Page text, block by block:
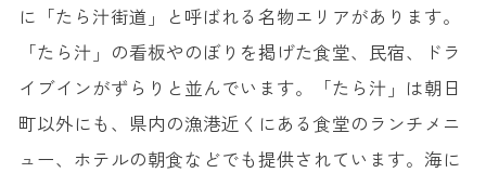
に「たら汁街道」と呼ばれる名物エリアがあります。
「たら汁」の看板やのぼりを掲げた食堂、民宿、ドラ
イブインがずらりと並んでいます。「たら汁」は朝日
町以外にも、県内の漁港近くにある食堂のランチメニ
ュー、ホテルの朝食などでも提供されています。海に